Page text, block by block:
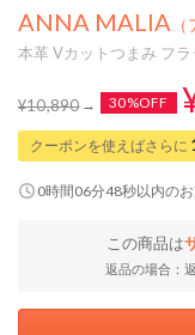
ANNA MALIA
本革 Vカットつまみ フラ
¥10,890 30%OFF
クーポンを使えばさらに
0時間06分48秒以内の
この商品は
返品の場合：